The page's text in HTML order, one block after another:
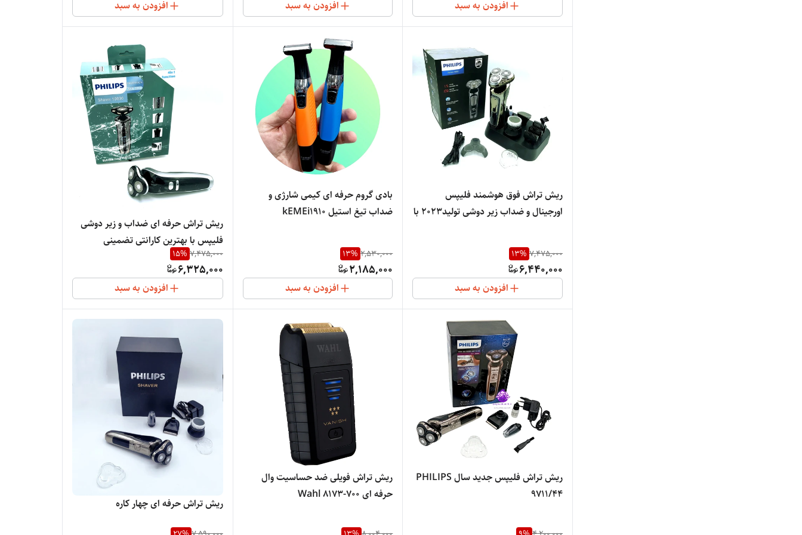
برق،دور موتور 6500 افزودن به سبد افزودن به سبد افزودن به سبد
ریش تراش فوق هوشمند فلیپس
اورجینال و ضداب زیر دوشی تولید2023 با
7,475,000
13%
6,440,000
افزودن به سبد
بادی گروم حرفه ای کیمی شارژی و
ضداب تیغ استیل kEMEi1910
2,530,000
13%
2,185,000
افزودن به سبد
ریش تراش حرفه ای ضداب و زیر دوشی
فلیپس با بهترین کارانتی تضمینی
1/PHILIPS10000
7,475,000
15%
6,325,000
افزودن به سبد
ریش تراش فلیپس جدید سال PHILIPS
9711/44
ریش تراش فویلی ضد حساسیت وال
حرفه ای Wahl 8173-700
Shaver یک سیستم تعلیق نوآورانه به
ریش تراش حرفه ای چهار کاره